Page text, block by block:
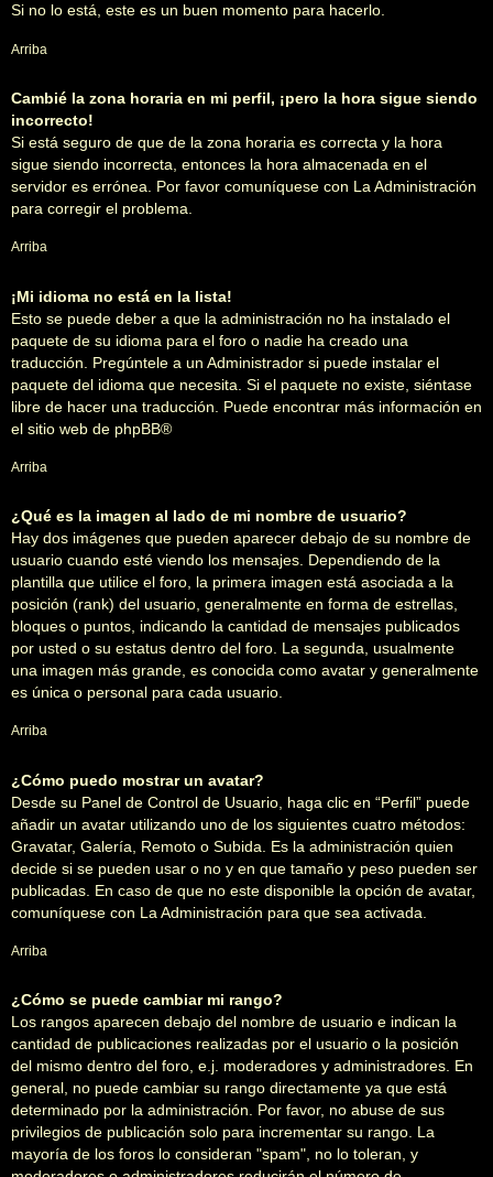
Si no lo está, este es un buen momento para hacerlo.
Arriba
Cambié la zona horaria en mi perfil, ¡pero la hora sigue siendo
incorrecto!
Si está seguro de que de la zona horaria es correcta y la hora
sigue siendo incorrecta, entonces la hora almacenada en el
servidor es errónea. Por favor comuníquese con La Administración
para corregir el problema.
Arriba
¡Mi idioma no está en la lista!
Esto se puede deber a que la administración no ha instalado el
paquete de su idioma para el foro o nadie ha creado una
traducción. Pregúntele a un Administrador si puede instalar el
paquete del idioma que necesita. Si el paquete no existe, siéntase
libre de hacer una traducción. Puede encontrar más información en
el sitio web de phpBB®
Arriba
¿Qué es la imagen al lado de mi nombre de usuario?
Hay dos imágenes que pueden aparecer debajo de su nombre de
usuario cuando esté viendo los mensajes. Dependiendo de la
plantilla que utilice el foro, la primera imagen está asociada a la
posición (rank) del usuario, generalmente en forma de estrellas,
bloques o puntos, indicando la cantidad de mensajes publicados
por usted o su estatus dentro del foro. La segunda, usualmente
una imagen más grande, es conocida como avatar y generalmente
es única o personal para cada usuario.
Arriba
¿Cómo puedo mostrar un avatar?
Desde su Panel de Control de Usuario, haga clic en “Perfil” puede
añadir un avatar utilizando uno de los siguientes cuatro métodos:
Gravatar, Galería, Remoto o Subida. Es la administración quien
decide si se pueden usar o no y en que tamaño y peso pueden ser
publicadas. En caso de que no este disponible la opción de avatar,
comuníquese con La Administración para que sea activada.
Arriba
¿Cómo se puede cambiar mi rango?
Los rangos aparecen debajo del nombre de usuario e indican la
cantidad de publicaciones realizadas por el usuario o la posición
del mismo dentro del foro, e.j. moderadores y administradores. En
general, no puede cambiar su rango directamente ya que está
determinado por la administración. Por favor, no abuse de sus
privilegios de publicación solo para incrementar su rango. La
mayoría de los foros lo consideran "spam", no lo toleran, y